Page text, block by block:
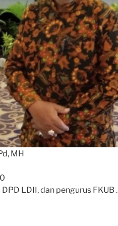
MH
LDII, dan pengurus FKUB .